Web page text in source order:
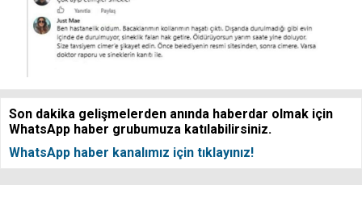
Son dakika gelişmelerden anında haberdar olmak için
WhatsApp haber grubumuza katılabilirsiniz.
WhatsApp haber kanalımız için tıklayınız!